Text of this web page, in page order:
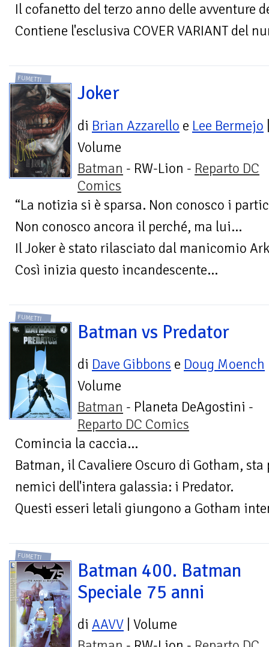
Il cofanetto del terzo anno delle avventure
Contiene l'esclusiva COVER VARIANT del
FUMETTI
Joker
di Brian Azzarello e Lee Bermejo
Volume
Batman - RW-Lion - Reparto DC
Comics
“La notizia si è sparsa. Non conosco i
Non conosco ancora il perché, ma lui…
Il Joker è stato rilasciato dal manicomio
Così inizia questo incandescente...
FUMETTI
Batman vs Predator
di Dave Gibbons e Doug Moench
Volume
Batman - Planeta DeAgostini -
Reparto DC Comics
Comincia la caccia…
Batman, il Cavaliere Oscuro di Gotham,
nemici dell'intera galassia: i Predator.
Questi esseri letali giungono a Gotham
FUMETTI
Batman 400. Batman
Speciale 75 anni
di AAVV | Volume